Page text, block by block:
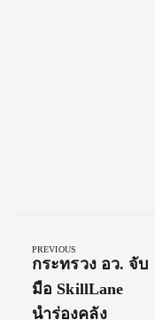
navigation
PREVIOUS
Previous
Post:
กระทรวง อว. จับ
มือ SkillLane
นำร่องคลัง